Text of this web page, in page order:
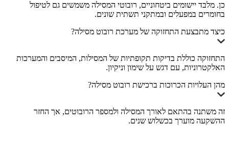
כן. מלבד יישומים ביטחוניים, רובוטי המסילה משמשים גם לטיפול
בחומרים במפעלים ובמתקני תשתית שונים.
כיצד מתבצעת התחזוקה של מערכת רובוט מסילה?
התחזוקה כוללת בדיקות תקופתיות של המסילות, המיסבים והמערכות
האלקטרוניות, עם דגש על שימון וניקיון.
מהן העלויות הכרוכות ברכישת רובוט מסילה?
זה משתנה בהתאם לאורך המסילה ולמספר הרובוטים, אך החזר
ההשקעה מוערך בכשלוש שנים.